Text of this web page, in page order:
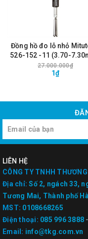
Đồng hồ đo lỗ nhỏ
526-152 -11 (3.70-
0.01mm, bao gồm đồng
so)
27.000.000₫
1₫
LIÊN HỆ
CÔNG TY TNHH
Địa chỉ: Số 2, ngách 33,
Tương Mai, Thành phố
MST: 0108668265
Điện thoại: 085 996 3888 -
Email: info@tkg.com.vn